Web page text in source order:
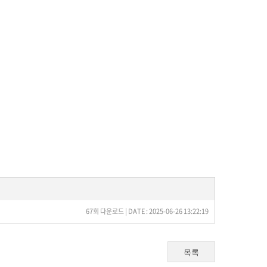
67회 다운로드 | DATE : 2025-06-26 13:22:19
목록